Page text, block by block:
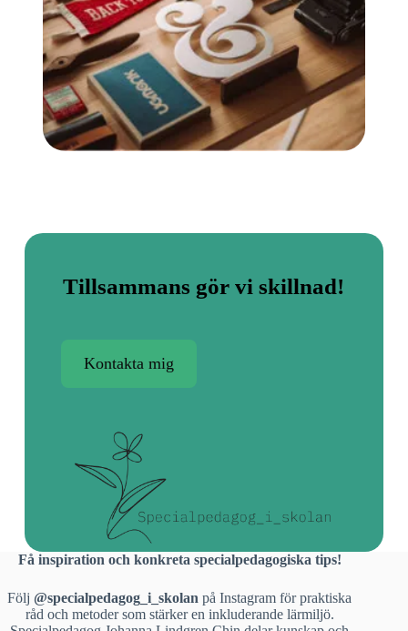
Tillsammans gör vi skillnad!
Kontakta mig
Få inspiration och konkreta specialpedagogiska tips!
Följ @specialpedagog_i_skolan på Instagram för praktiska
råd och metoder som stärker en inkluderande lärmiljö.